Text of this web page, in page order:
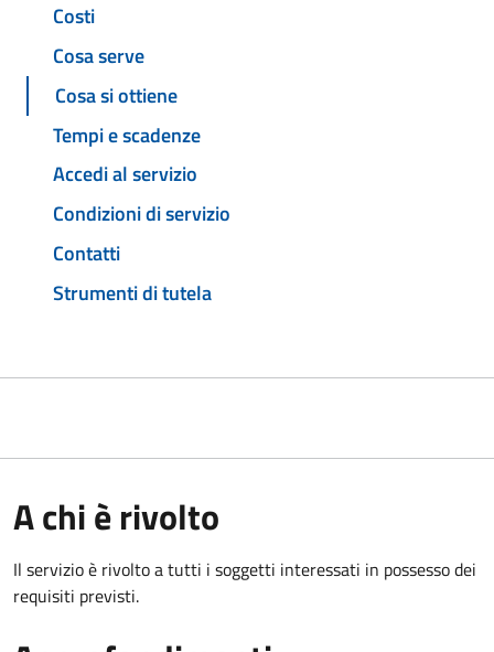
Costi
Cosa serve
Cosa si ottiene
Tempi e scadenze
Accedi al servizio
Condizioni di servizio
Contatti
Strumenti di tutela
A chi è rivolto
Il servizio è rivolto a tutti i soggetti interessati in possesso dei
requisiti previsti.